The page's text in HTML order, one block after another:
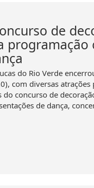
de
programação
do Rio Verde
com diversas atrações
do concurso de
de dança,